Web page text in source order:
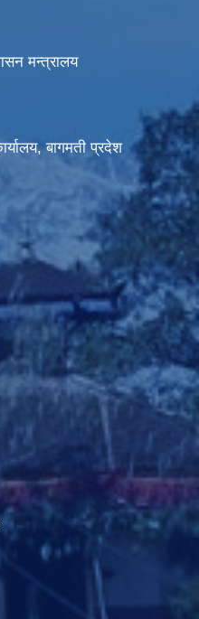
मन्त्रालय
बागमती प्रदेश